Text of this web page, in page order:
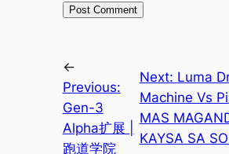
←
Previous:
Gen-3
Alpha扩展 |
跑道学院
Next: Luma
Machine Vs
MAS
KAYSA SA